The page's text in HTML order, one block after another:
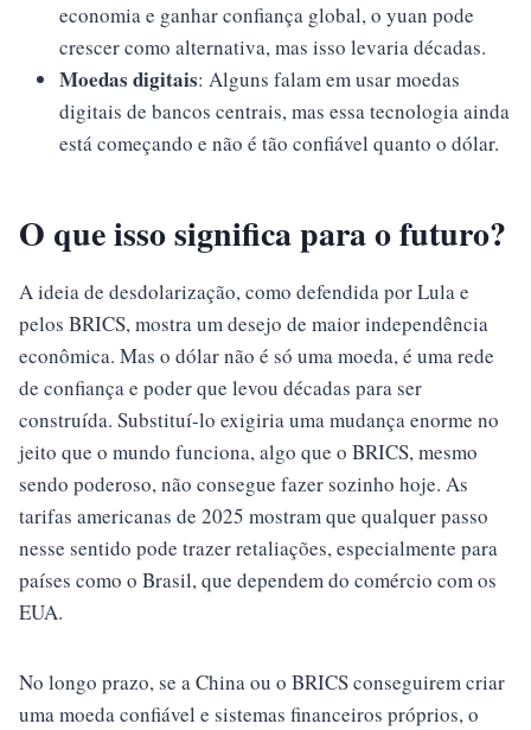
economia e ganhar confiança global, o yuan pode
crescer como alternativa, mas isso levaria décadas.
Moedas digitais: Alguns falam em usar moedas
digitais de bancos centrais, mas essa tecnologia ainda
está começando e não é tão confiável quanto o dólar.
O que isso significa para o futuro?
A ideia de desdolarização, como defendida por Lula e
pelos BRICS, mostra um desejo de maior independência
econômica. Mas o dólar não é só uma moeda, é uma rede
de confiança e poder que levou décadas para ser
construída. Substituí-lo exigiria uma mudança enorme no
jeito que o mundo funciona, algo que o BRICS, mesmo
sendo poderoso, não consegue fazer sozinho hoje. As
tarifas americanas de 2025 mostram que qualquer passo
nesse sentido pode trazer retaliações, especialmente para
países como o Brasil, que dependem do comércio com os
EUA.
No longo prazo, se a China ou o BRICS conseguirem criar
uma moeda confiável e sistemas financeiros próprios, o